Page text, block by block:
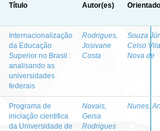
Título Autor(es)
Internacionalização
da Educação
Superior no Brasil :
analisando as
universidades
federais
Rodrigues,
Josivane
Costa
Souza
Celso Vila
Nova de
Programa de
iniciação cientifica
da Universidade de
Novais,
Geisa
Rodrigues
Nunes,